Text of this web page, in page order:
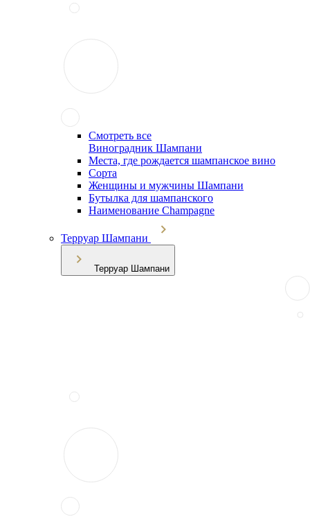
Смотреть все
Виноградник Шампани
Места, где рождается шампанское вино
Сорта
Женщины и мужчины Шампани
Бутылка для шампанского
Наименование Champagne
Терруар Шампани
Терруар Шампани